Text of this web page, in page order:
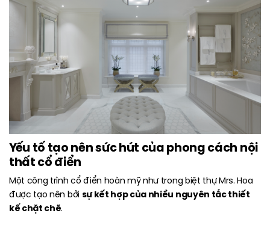
Yếu tố tạo nên sức hút của phong cách nội
thất cổ điển
Một công trình cổ điển hoàn mỹ như trong biệt thự Mrs. Hoa
được tạo nên bởi sự kết hợp của nhiều nguyên tắc thiết
kế chặt chẽ.